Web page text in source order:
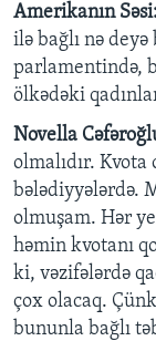
Amerikanın Səsi:
ilə bağlı nə
parlamentində,
ölkədəki
Novella
olmalıdır. Kvota
bələdiyyələrdə.
olmuşam. Hər
həmin kvotanı
ki, vəzifələrdə
çox olacaq.
bununla bağlı